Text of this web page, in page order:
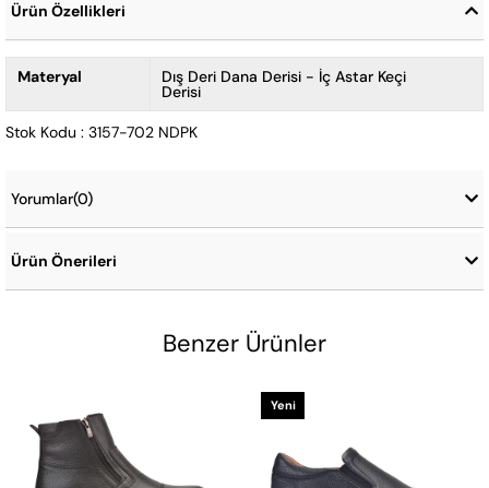
Ürün Özellikleri
Materyal Dış Deri Dana Derisi - İç Astar Keçi
Derisi
Stok Kodu : 3157-702 NDPK
Yorumlar(0)
Ürün Önerileri
Benzer Ürünler
Yeni